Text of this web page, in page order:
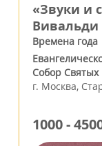
«Звуки и
Вивальди
Времена года
Собор
г. Москва,
1000-